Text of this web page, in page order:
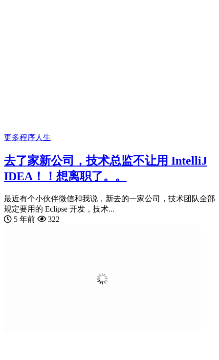
更多程序人生
去了家新公司，技术总监不让用 IntelliJ
IDEA！！想离职了。。
最近有个小伙伴微信和我说，新去的一家公司，技术团队全部
规定要用的 Eclipse 开发，技术...
5 年前
322